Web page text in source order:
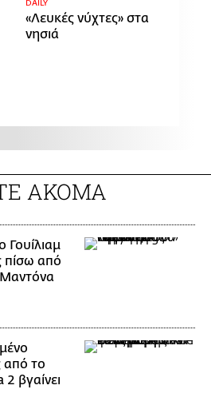
DAILY
«Λευκές νύχτες» στα
νησιά
ΑΚΟΜΑ
Γουίλιαμ
πίσω από
από το
βγαίνει